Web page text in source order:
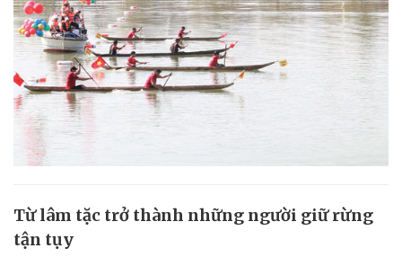
Từ lâm tặc trở thành những người giữ rừng
tận tụy